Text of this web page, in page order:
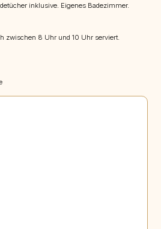
inklusive. Eigenes Badezimmer.
zwischen 8 Uhr und 10 Uhr serviert.